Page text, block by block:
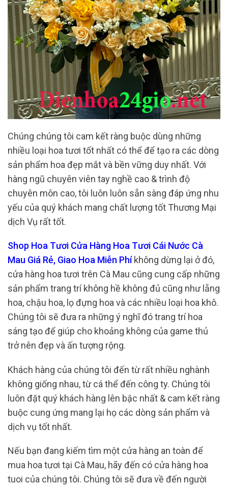
Chúng chúng tôi cam kết ràng buộc dùng những
nhiều loại hoa tươi tốt nhất có thể để tạo ra các dòng
sản phẩm hoa đẹp mắt và bền vững duy nhất. Với
hàng ngũ chuyên viên tay nghề cao & trình độ
chuyên môn cao, tôi luôn luôn sẵn sàng đáp ứng nhu
yếu của quý khách mang chất lượng tốt Thương Mại
dịch Vụ rất tốt.
Shop Hoa Tươi Cửa Hàng Hoa Tươi Cái Nước Cà
Mau Giá Rẻ, Giao Hoa Miễn Phíkhông dừng lại ở đó,
cửa hàng hoa tươi trên Cà Mau cũng cung cấp những
sản phẩm trang trí không hề không đủ cũng như lẵng
hoa, chậu hoa, lọ đựng hoa và các nhiều loại hoa khô.
Chúng tôi sẽ đưa ra những ý nghĩ đó trang trí hoa
sáng tạo để giúp cho khoảng không của game thủ
trở nên đẹp và ấn tượng rộng.
Khách hàng của chúng tôi đến từ rất nhiều nghành
không giống nhau, từ cá thể đến công ty. Chúng tôi
luôn đặt quý khách hàng lên bậc nhất & cam kết ràng
buộc cung ứng mang lại họ các dòng sản phẩm và
dịch vụ tốt nhất.
Nếu bạn đang kiếm tìm một cửa hàng an toàn để
mua hoa tươi tại Cà Mau, hãy đến có cửa hàng hoa
tuoi của chúng tôi. Chúng tôi sẽ đưa về đến người